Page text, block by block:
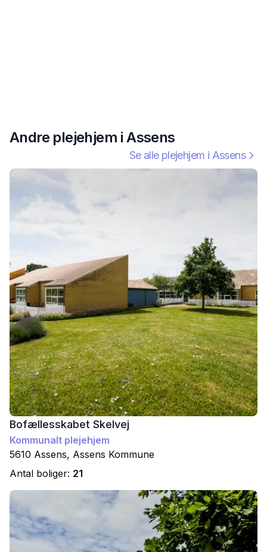
Andre plejehjem iAssens
Se alle plejehjem i Assens
Bofællesskabet Skelvej
Kommunalt plejehjem
5610 Assens, Assens Kommune
Antal boliger: 21